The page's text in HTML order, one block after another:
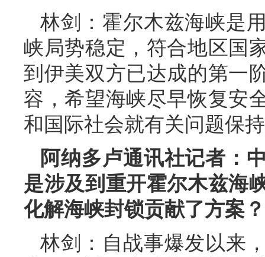
林剑：霍尔木兹海峡是
峡局势稳定，符合地区国
到伊美双方已达成的第一
容，希望海峡尽早恢复安
和国际社会就有关问题保
阿纳多卢通讯社记者：
是涉及到重开霍尔木兹海
化解海峡封锁贡献了方案？
林剑：自战事爆发以来